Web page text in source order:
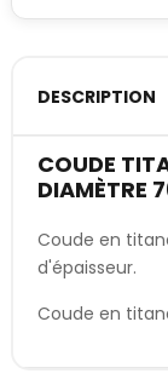
DESCRIPTION
COUDE
DIAMÈTRE
Coude en
d'épaisseur.
Coude en